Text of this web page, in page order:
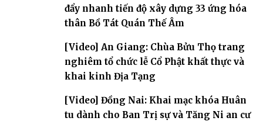
đẩy nhanh tiến độ xây dựng 33 ứng hóa
thân Bồ Tát Quán Thế Âm
[Video] An Giang: Chùa Bửu Thọ trang
nghiêm tổ chức lễ Cổ Phật khất thực và
khai kinh Địa Tạng
[Video] Đồng Nai: Khai mạc khóa Huân
tu dành cho Ban Trị sự và Tăng Ni an cư